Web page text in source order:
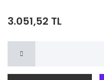
3.051,52 TL